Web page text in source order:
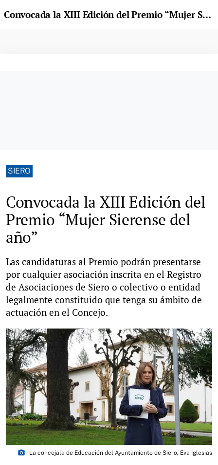
Convocada la XIII Edición del Premio “Mujer Sierense del año”
SIERO
Convocada la XIII Edición del
Premio “Mujer Sierense del
año”
Las candidaturas al Premio podrán presentarse
por cualquier asociación inscrita en el Registro
de Asociaciones de Siero o colectivo o entidad
legalmente constituido que tenga su ámbito de
actuación en el Concejo.
photo_camera La concejala de Educación del Ayuntamiento de Siero, Eva Iglesias